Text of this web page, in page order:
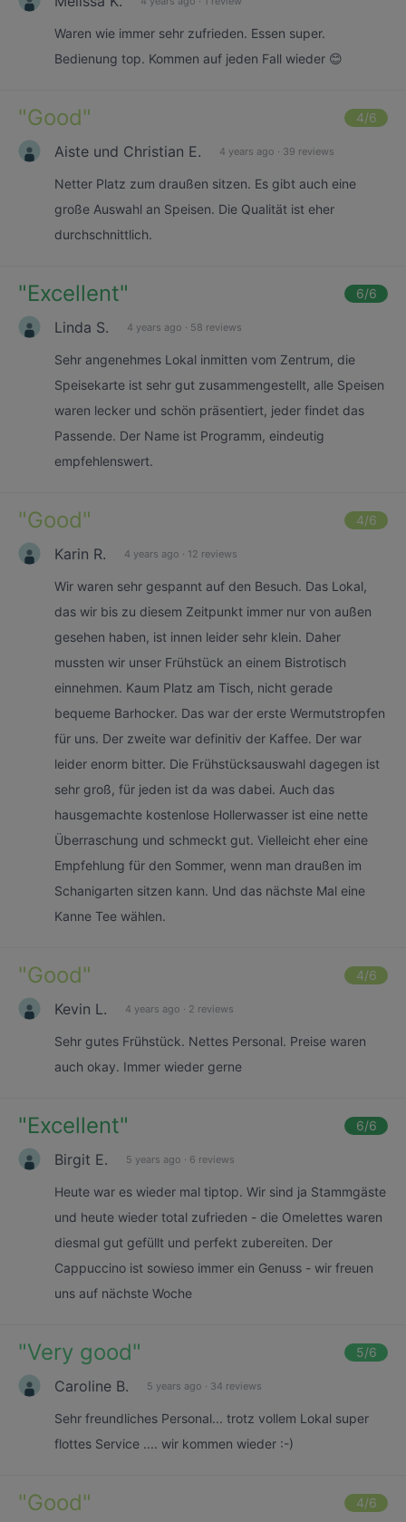
Waren wie immer sehr zufrieden. Essen super.
Bedienung top. Kommen auf jeden Fall wieder 😊
"Good" 4/6
Aiste und Christian E. 4 years ago · 39 reviews
Netter Platz zum draußen sitzen. Es gibt auch eine
große Auswahl an Speisen. Die Qualität ist eher
durchschnittlich.
"Excellent" 6/6
Linda S. 4 years ago · 58 reviews
Sehr angenehmes Lokal inmitten vom Zentrum, die
Speisekarte ist sehr gut zusammengestellt, alle Speisen
waren lecker und schön präsentiert, jeder findet das
Passende. Der Name ist Programm, eindeutig
empfehlenswert.
"Good" 4/6
Karin R. 4 years ago · 12 reviews
Wir waren sehr gespannt auf den Besuch. Das Lokal,
das wir bis zu diesem Zeitpunkt immer nur von außen
gesehen haben, ist innen leider sehr klein. Daher
mussten wir unser Frühstück an einem Bistrotisch
einnehmen. Kaum Platz am Tisch, nicht gerade
bequeme Barhocker. Das war der erste Wermutstropfen
für uns. Der zweite war definitiv der Kaffee. Der war
leider enorm bitter. Die Frühstücksauswahl dagegen ist
sehr groß, für jeden ist da was dabei. Auch das
hausgemachte kostenlose Hollerwasser ist eine nette
Überraschung und schmeckt gut. Vielleicht eher eine
Empfehlung für den Sommer, wenn man draußen im
Schanigarten sitzen kann. Und das nächste Mal eine
Kanne Tee wählen.
"Good" 4/6
Kevin L. 4 years ago · 2 reviews
Sehr gutes Frühstück. Nettes Personal. Preise waren
auch okay. Immer wieder gerne
"Excellent" 6/6
Birgit E. 5 years ago · 6 reviews
Heute war es wieder mal tiptop. Wir sind ja Stammgäste
und heute wieder total zufrieden - die Omelettes waren
diesmal gut gefüllt und perfekt zubereiten. Der
Cappuccino ist sowieso immer ein Genuss - wir freuen
uns auf nächste Woche
"Very good" 5/6
Caroline B. 5 years ago · 34 reviews
Sehr freundliches Personal... trotz vollem Lokal super
flottes Service .... wir kommen wieder :-)
"Good" 4/6